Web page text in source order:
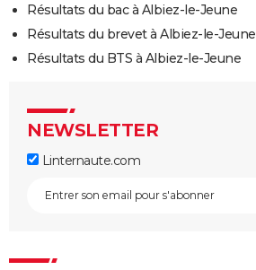
Résultats du bac à Albiez-le-Jeune
Résultats du brevet à Albiez-le-Jeune
Résultats du BTS à Albiez-le-Jeune
NEWSLETTER
Linternaute.com